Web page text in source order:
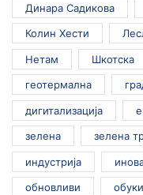
Динара Садикова
Колин Хести
Нетам Шкотска
геотермална
дигитализација
зелена зелена
индустрија
обновливи обуки